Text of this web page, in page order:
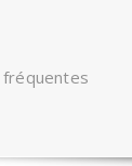
fréquentes